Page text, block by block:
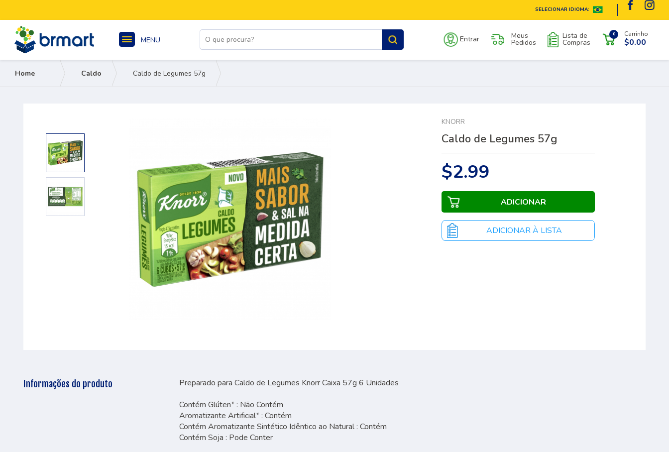
SELECIONAR IDIOMA:
MENU Entrar Meus
Pedidos
Lista de
Compras
0 Carrinho
$0.00
Home Caldo Caldo de Legumes 57g
KNORR
Caldo de Legumes 57g
$2.99
Informações do produto
Preparado para Caldo de Legumes Knorr Caixa 57g 6 Unidades
Contém Glúten* : Não Contém
Aromatizante Artificial* : Contém
Contém Aromatizante Sintético Idêntico ao Natural : Contém
Contém Soja : Pode Conter